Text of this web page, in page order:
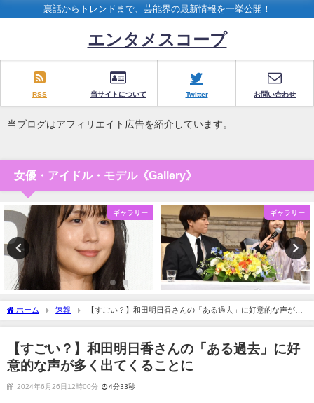
裏話からトレンドまで、芸能界の最新情報を一挙公開！
エンタメスコープ
RSS 当サイトについて Twitter お問い合わせ
当ブログはアフィリエイト広告を紹介しています。
女優・アイドル・モデル《Gallery》
ギャラリー ギャラリー
ホーム 速報
【すごい？】和田明日香さんの「ある過去」に好意的な声が多
く出てくることに
【すごい？】和田明日香さんの「ある過去」に好
意的な声が多く出てくることに
2024年6月26日12時00分 4分33秒